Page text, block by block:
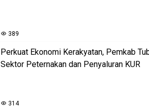
389
Perkuat Ekonomi Kerakyatan, Pemkab
Sektor Peternakan dan Penyaluran KUR
314